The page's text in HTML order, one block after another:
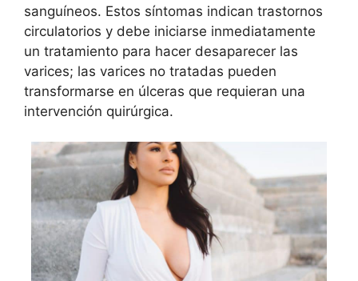
sanguíneos. Estos síntomas indican trastornos
circulatorios y debe iniciarse inmediatamente
un tratamiento para hacer desaparecer las
varices; las varices no tratadas pueden
transformarse en úlceras que requieran una
intervención quirúrgica.